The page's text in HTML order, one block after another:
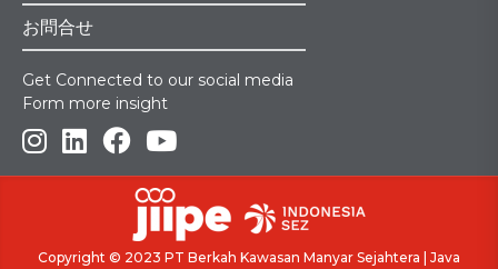
お問合せ
Get Connected to our social media
Form more insight
Copyright © 2023 PT Berkah Kawasan Manyar Sejahtera Java